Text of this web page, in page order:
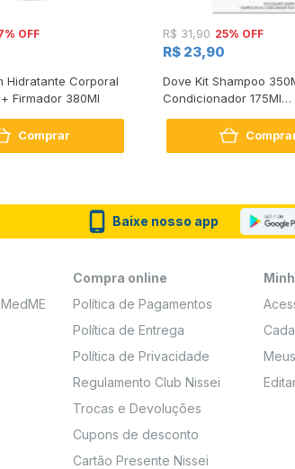
OFF
Hidratante Corporal
Firmador 380Ml
Comprar
R$ 31,90 25% OFF
R$ 23,90
Dove Kit Shampoo
Condicionador 175Ml
Baixe nosso app
Compra online
Política de Pagamentos
Política de Entrega
Política de Privacidade
Regulamento Club Nissei
Trocas e Devoluções
Cupons de desconto
Cartão Presente Nissei